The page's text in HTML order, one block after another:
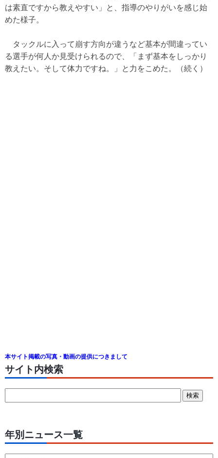
は素直ですから教えやすい」と、指導のやりがいを感じ始
めた様子。
タックルに入って崩す方向が違うなど基本が間違ってい
る選手が何人か見受けられるので、「まず基本をしっかり
教えたい。そして体力ですね。」と力をこめた。（続く）
本サイト掲載の写真・動画の提供につきまして
サイト内検索
年別ニュース一覧